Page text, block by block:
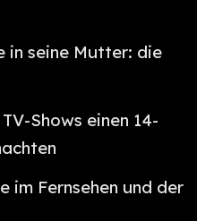
in seine Mutter: die
Shows einen 14-
im Fernsehen und der